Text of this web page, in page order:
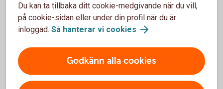
julmaten inte ska hålla lika länge. Banta ner menyn och
behåll rätterna ni verkligen äter av.
En tanke är värt mer än något annat
Sista punkten är inte ett ekonomitips, men är ändå värt
massor. Det finaste du kan skänka är en tanke till de
som sitter ensamma. Slå en signal, skicka ett sms
Du kan ta tillbaka ditt cookie-medgivande när du vill,
på cookie-sidan eller under din profil när du är
inloggad. Så hanterar vi cookies .
Godkänn alla cookies